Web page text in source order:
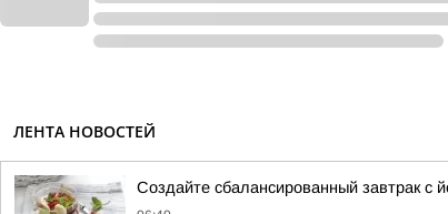
ЛЕНТА НОВОСТЕЙ
Создайте сбалансированный завтрак с